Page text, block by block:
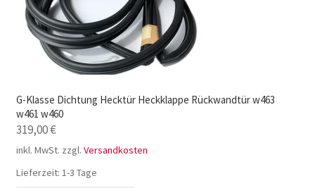
G-Klasse Dichtung Hecktür Heckklappe Rückwandtür w463
w461 w460
319,00€
inkl. MwSt. zzgl. Versandkosten
Lieferzeit: 1-3 Tage